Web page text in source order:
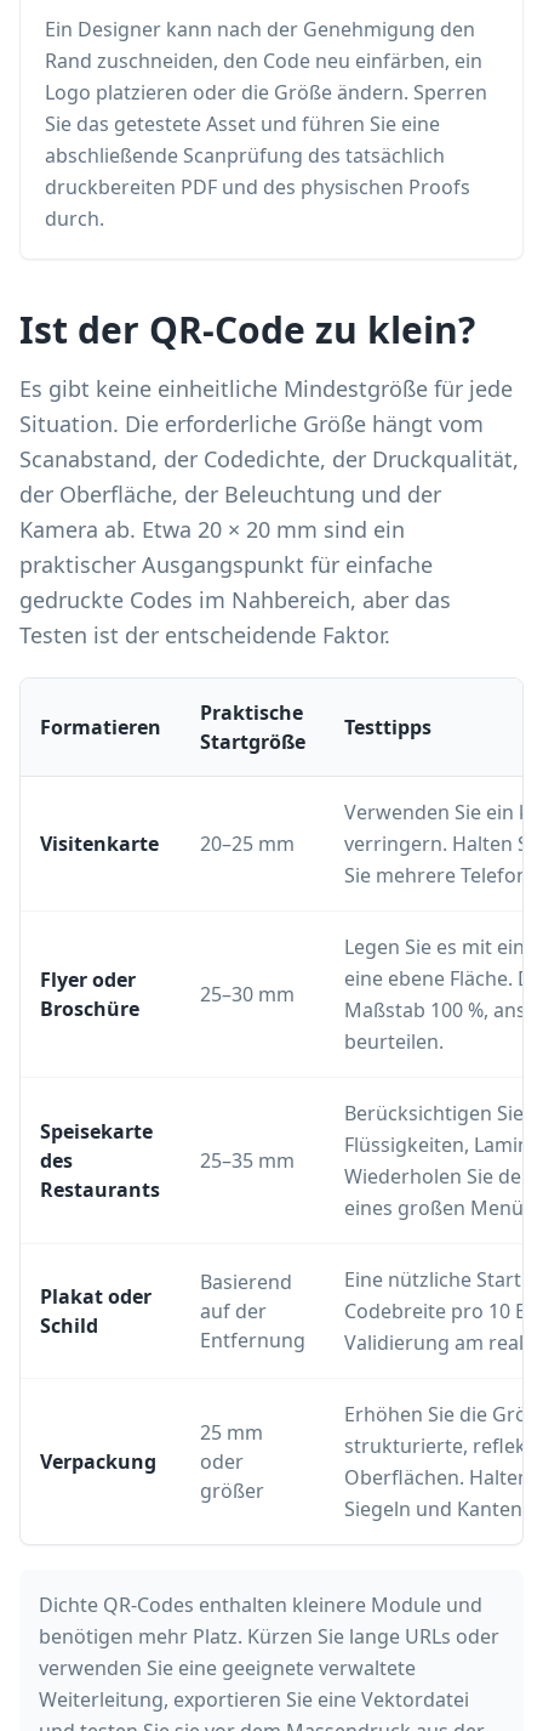
Ein Designer kann nach der Genehmigung den
Rand zuschneiden, den Code neu einfärben, ein
Logo platzieren oder die Größe ändern. Sperren
Sie das getestete Asset und führen Sie eine
abschließende Scanprüfung des tatsächlich
druckbereiten PDF und des physischen Proofs
durch.
Ist der QR-Code zu klein?
Es gibt keine einheitliche Mindestgröße für jede
Situation. Die erforderliche Größe hängt vom
Scanabstand, der Codedichte, der Druckqualität,
der Oberfläche, der Beleuchtung und der
Kamera ab. Etwa 20 × 20 mm sind ein
praktischer Ausgangspunkt für einfache
gedruckte Codes im Nahbereich, aber das
Testen ist der entscheidende Faktor.
Formatieren
Praktische
Startgröße
Testtipps
Visitenkarte 20–25 mm
Verwenden Sie ein
verringern. Halten
Sie mehrere
Flyer oder
Broschüre
25–30 mm
Legen Sie es mit
eine ebene Fläche.
Maßstab 100 %,
beurteilen.
Speisekarte
des
Restaurants
25–35 mm
Berücksichtigen Sie
Flüssigkeiten,
Wiederholen Sie
eines großen Menüs
Plakat oder
Schild
Basierend
auf der
Entfernung
Eine nützliche
Codebreite pro 10
Validierung am
Verpackung
25 mm
oder
größer
Erhöhen Sie die
strukturierte,
Oberflächen. Halten
Siegeln und Kanten
Dichte QR-Codes enthalten kleinere Module und
benötigen mehr Platz. Kürzen Sie lange URLs oder
verwenden Sie eine geeignete verwaltete
Weiterleitung, exportieren Sie eine Vektordatei